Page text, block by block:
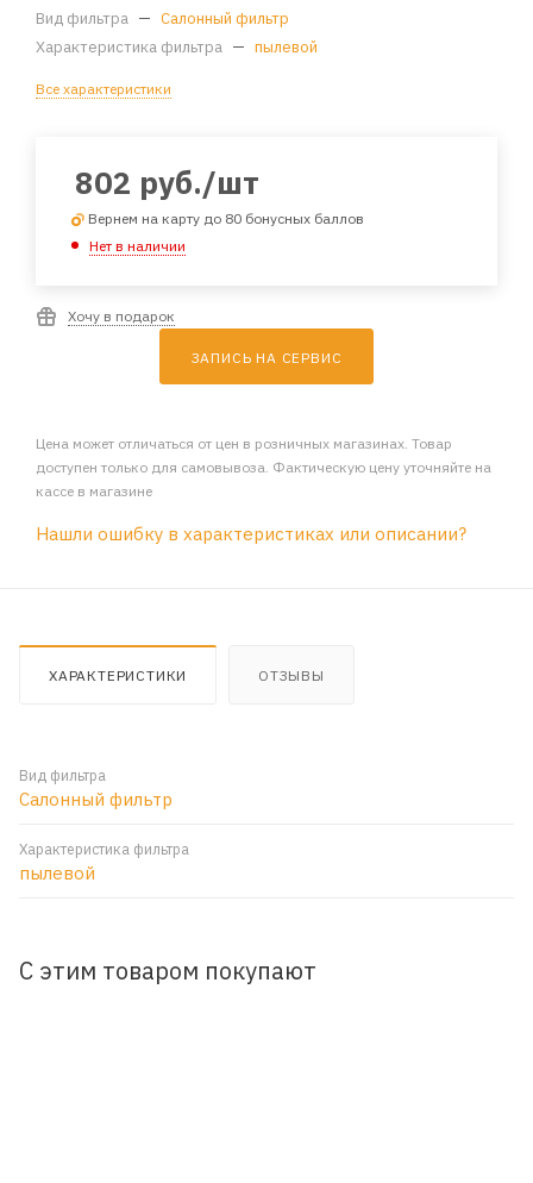
Вид фильтра — Салонный фильтр
Характеристика фильтра — пылевой
Все характеристики
802 руб./шт
Вернем на карту до 80 бонусных баллов
Нет в наличии
Хочу в подарок
ЗАПИСЬ НА СЕРВИС
Цена может отличаться от цен в розничных магазинах. Товар
доступен только для самовывоза. Фактическую цену уточняйте на
кассе в магазине
Нашли ошибку в характеристиках или описании?
ХАРАКТЕРИСТИКИ ОТЗЫВЫ
Вид фильтра
Салонный фильтр
Характеристика фильтра
пылевой
С этим товаром покупают